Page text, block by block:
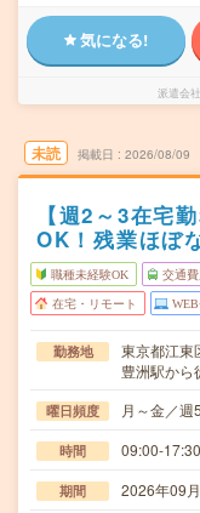
気になる!
派遣会社
未読 掲載日 2026/08/09
【週2～3在宅
OK！残業ほぼ
職種未経験OK 交通
在宅・リモート
勤務地
東京都江東
豊洲駅から
曜日頻度 月～金／週
時間 09:00-
期間 2026年09